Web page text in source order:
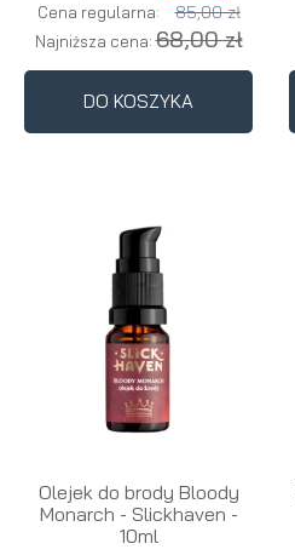
Cena regularna: 85,00 zł
Najniższa cena:68,00 zł
DO KOSZYKA
Olejek do brody Bloody
Monarch - Slickhaven -
10ml